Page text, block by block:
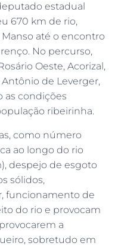
estadual
670 km de rio,
até o encontro
No percurso,
Oeste, Acorizal,
Antônio de Leverger,
as condições
ribeirinha.
como número
ao longo do rio
despejo de esgoto
sólidos,
funcionamento de
do rio e provocam
a
sobretudo em